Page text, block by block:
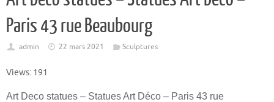
Paris 43 rue Beaubourg
admin 22 mars 2021 Sculptures
Views: 191
Art Deco statues – Statues Art Déco – Paris 43 rue